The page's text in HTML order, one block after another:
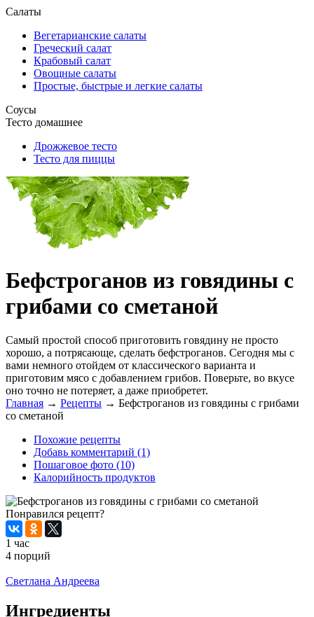
Салаты
Вегетарианские салаты
Греческий салат
Крабовый салат
Овощные салаты
Простые, быстрые и легкие салаты
Соусы
Тесто домашнее
Дрожжевое тесто
Тесто для пиццы
Бефстроганов из говядины с
грибами со сметаной
Самый простой способ приготовить говядину не просто
хорошо, а потрясающе, сделать бефстроганов. Сегодня мы с
вами немного отойдем от классического варианта и
приготовим мясо с добавлением грибов. Поверьте, во вкусе
оно точно не потеряет, а даже приобретет.
Главная → Рецепты → Бефстроганов из говядины с грибами
со сметаной
Похожие рецепты
Добавь комментарий (1)
Пошаговое фото (10)
Калорийность продуктов
Понравился рецепт?
1 час
4 порций
Светлана Андреева
Ингредиенты